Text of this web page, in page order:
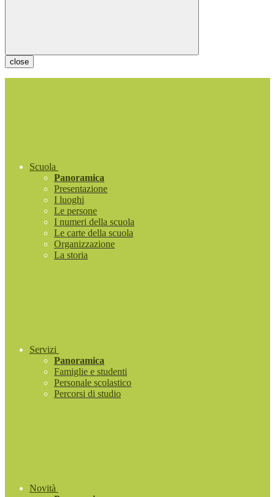
close
Scuola
Panoramica
Presentazione
I luoghi
Le persone
I numeri della scuola
Le carte della scuola
Organizzazione
La storia
Servizi
Panoramica
Famiglie e studenti
Personale scolastico
Percorsi di studio
Novità